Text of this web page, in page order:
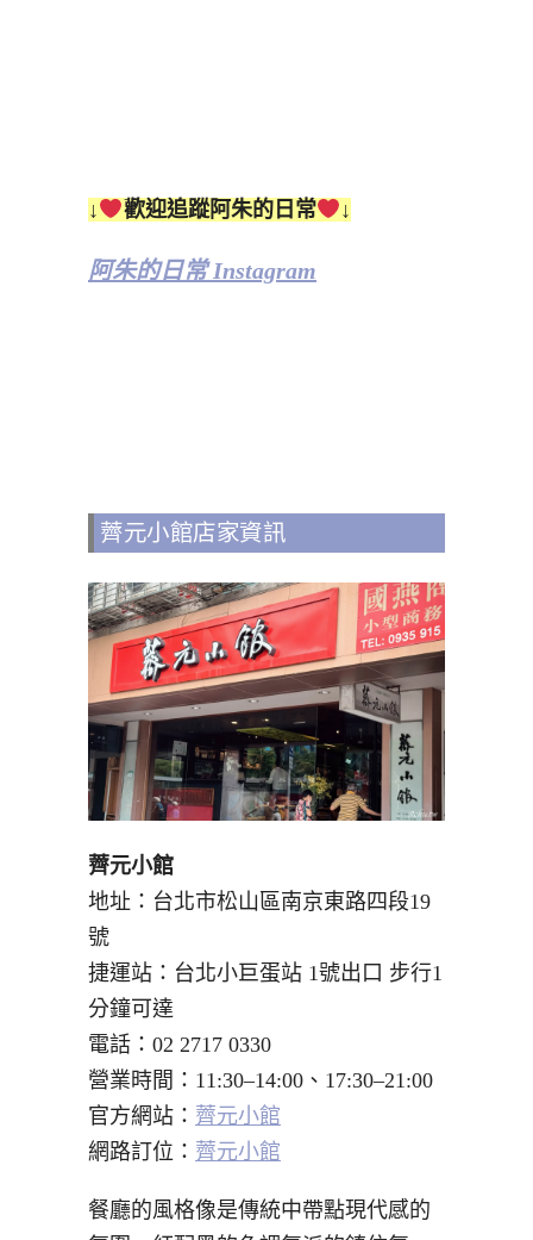
↓ 歡迎追蹤阿朱的日常 ↓
阿朱的日常 Instagram
薺元小館店家資訊
薺元小館
地址：台北市松山區南京東路四段19
號
捷運站：台北小巨蛋站 1號出口 步行1
分鐘可達
電話：02 2717 0330
營業時間：11:30–14:00、17:30–21:00
官方網站： 薺元小館
網路訂位： 薺元小館
餐廳的風格像是傳統中帶點現代感的